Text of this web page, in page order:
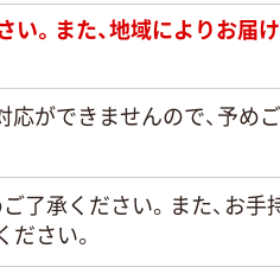
い。また、地域によりお届
応ができませんので、予め
了承ください。また、お手
さい。